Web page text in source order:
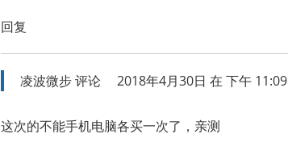
回复
凌波微步评论 2018年4月30日 在 下午 11:09
这次的不能手机电脑各买一次了，亲测